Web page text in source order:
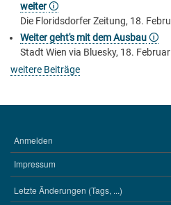
weiter🛈
Die Floridsdorfer Zeitung, 18.
Weiter geht's mit dem Ausbau🛈
Stadt Wien via Bluesky, 18.
weitere Beiträge
BENUTZERMENÜ
Anmelden
Impressum
WERKZEUGE
Letzte Änderungen (Tags, ...)